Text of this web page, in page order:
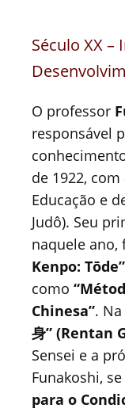
Século XX
O professor
responsável
de 1922,
Educação e
Judô). Seu
naquele
Kenpo:
como
Chinesa”.
身” (Rentan
Sensei e a
Funakoshi,
para o